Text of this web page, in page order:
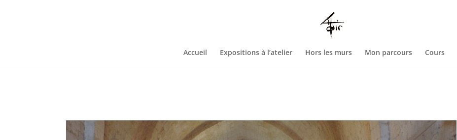
93
Accueil Expositions à l’atelier Hors les murs Mon parcours Cours